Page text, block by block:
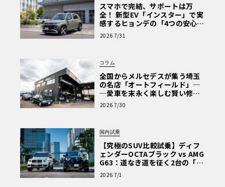
スマホで完結、サポートは万
全！ 新型EV「インスター」で実
感するヒョンデの「4つの安心」
【第1回・ヒョンデ6つの疑問：
Why? Hyundai?】〈PR〉
2026 7/31
コラム
全国からメルセデスが集う埼玉
の名店「オートフィールド」─
─愛車を末永く楽しむ賢い修理
術と、プロがフックス製オイル
を選ぶ理由〈PR〉
2026 7/30
国内試乗
【究極のSUV比較試乗】ディフ
ェンダーOCTAブラック vs AMG
G63：道なき道を征く2台の「対
極的アプローチ」
2026 7/1